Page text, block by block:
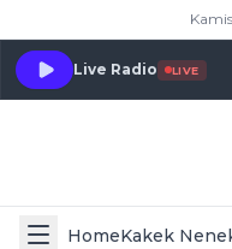
Live Radio LIVE
HomeKakek